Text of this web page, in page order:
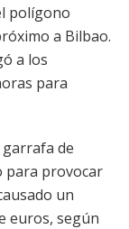
polígono
a Bilbao.
a los
para
de
para provocar
un
euros, según